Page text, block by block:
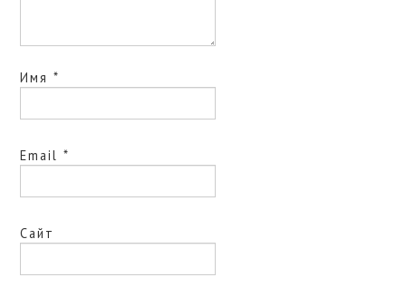
Имя*
Email*
Сайт